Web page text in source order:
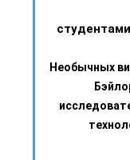
Необычных